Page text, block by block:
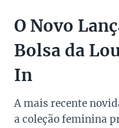
O Novo
Bolsa da
In
A mais recente
a coleção feminina